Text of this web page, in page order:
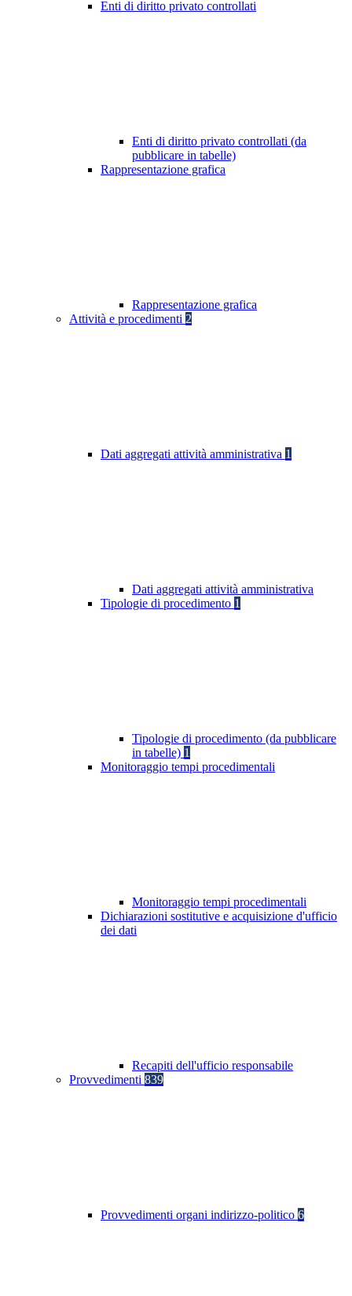
Enti di diritto privato controllati
Enti di diritto privato controllati (da
pubblicare in tabelle)
Rappresentazione grafica
Rappresentazione grafica
Attività e procedimenti 2
Dati aggregati attività amministrativa 1
Dati aggregati attività amministrativa
Tipologie di procedimento 1
Tipologie di procedimento (da pubblicare
in tabelle) 1
Monitoraggio tempi procedimentali
Monitoraggio tempi procedimentali
Dichiarazioni sostitutive e acquisizione d'ufficio
dei dati
Recapiti dell'ufficio responsabile
Provvedimenti 839
Provvedimenti organi indirizzo-politico 6